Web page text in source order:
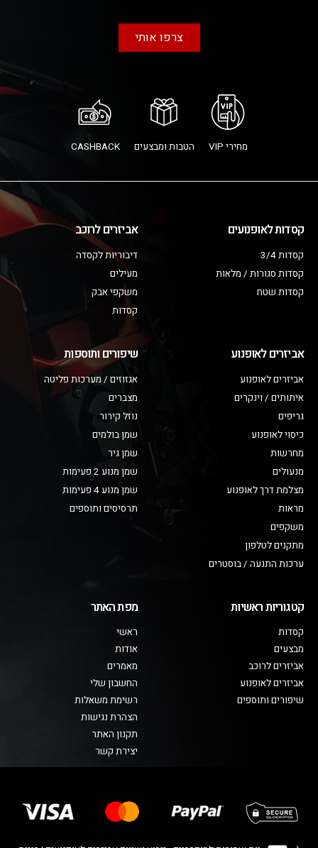
צרפו אותי
מחירי VIP הטבות ומבצעים CASHBACK
קסדות לאופנועים
קסדות 3/4
קסדות סגורות / מלאות
קסדות שטח
אביזרים לרוכב
דיבוריות לקסדה
מעילים
משקפי אבק
קסדות
אביזרים לאופנוע
אביזרים לאופנוע
איתותים / וינקרים
גריפים
כיסוי לאופנוע
מחרשות
מנעולים
מצלמת דרך לאופנוע
מראות
משקפים
מתקנים לטלפון
ערכות התנעה / בוסטרים
שיפורים ותוספות
אגזוזים / מערכות פליטה
מצברים
נוזל קירור
שמן בולמים
שמן גיר
שמן מנוע 2 פעימות
שמן מנוע 4 פעימות
תרסיסים ותוספים
קטגוריות ראשיות
קסדות
מבצעים
אביזרים לרוכב
אביזרים לאופנוע
שיפורים ותוספים
מפת האתר
ראשי
אודות
מאמרים
החשבון שלי
רשימת משאלות
הצהרת נגישות
תקנון האתר
יצירת קשר